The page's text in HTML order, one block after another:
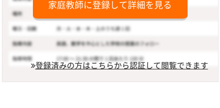
家庭教師に登録して詳細を見る
登録済みの方はこちらから認証して閲覧できます